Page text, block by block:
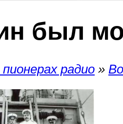
был
радио »